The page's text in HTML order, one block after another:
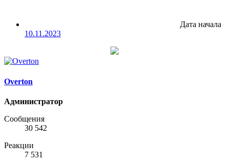
Дата начала
10.11.2023
Overton
Администратор
Сообщения
30 542
Реакции
7 531